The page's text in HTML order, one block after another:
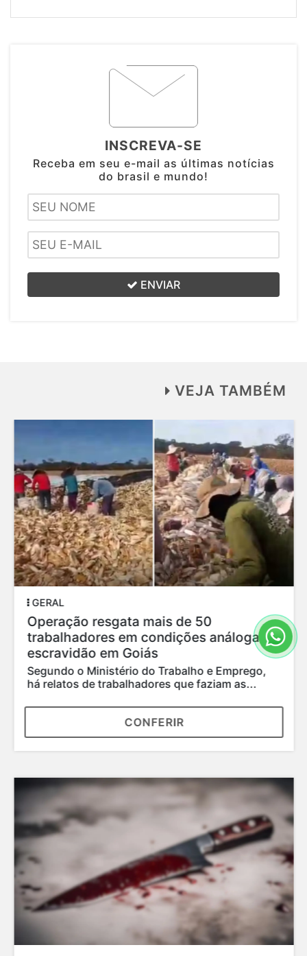
INSCREVA-SE
Receba em seu e-mail as últimas notícias
do brasil e mundo!
ENVIAR
VEJA TAMBÉM
GERAL
Operação resgata mais de 50
trabalhadores em condições análogas à
escravidão em Goiás
Segundo o Ministério do Trabalho e Emprego,
há relatos de trabalhadores que faziam as...
CONFERIR